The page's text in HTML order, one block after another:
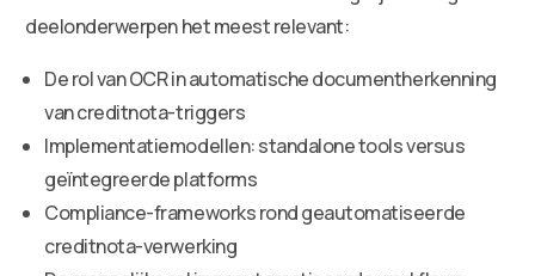
deelonderwerpen het meest relevant:
De rol van OCR in automatische documentherkenning
van creditnota-triggers
Implementatiemodellen: standalone tools versus
geïntegreerde platforms
Compliance-frameworks rond geautomatiseerde
creditnota-verwerking